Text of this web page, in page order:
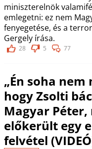
miniszterelnök
emlegetni: ez nem
fenyegetése, és a
Gergely írása.
28 5 77
„Én soha
hogy Zsolti
Magyar Péter,
előkerült egy
felvétel